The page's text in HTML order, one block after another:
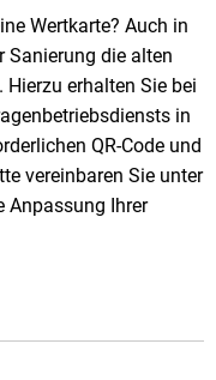
Wertkarte? Auch in
Sanierung die alten
erhalten Sie bei
in
QR-Code und
vereinbaren Sie unter
Anpassung Ihrer